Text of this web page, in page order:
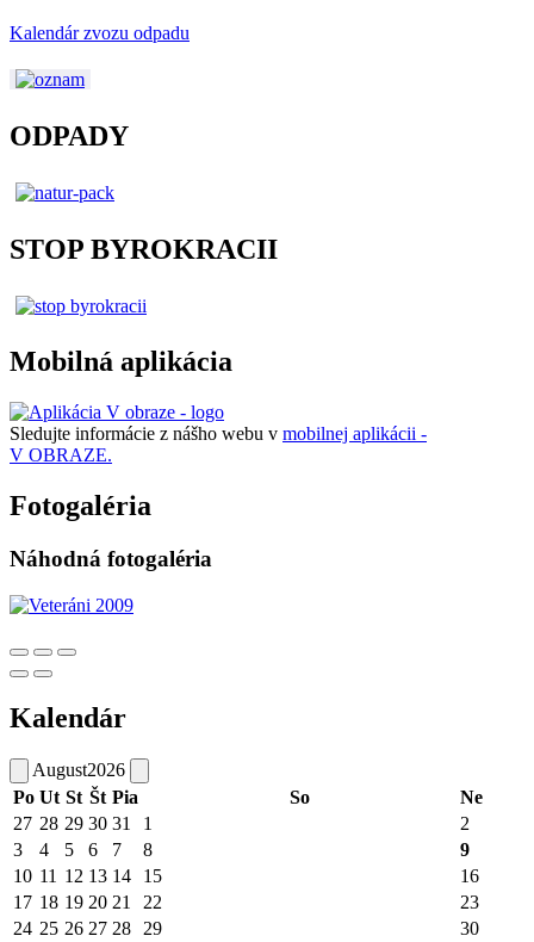
Kalendár zvozu odpadu
ODPADY
STOP BYROKRACII
Mobilná aplikácia
Sledujte informácie z nášho webu v mobilnej aplikácii -
V OBRAZE.
Fotogaléria
Náhodná fotogaléria
Kalendár
August2026
Po Ut St Št Pia So
Ne
27 28 29 30 31 1
2
3
4 5 6 7 8
9
10 11 12 13 14 15
16
17 18 19 20 21 22
23
24 25 26 27 28 29 30